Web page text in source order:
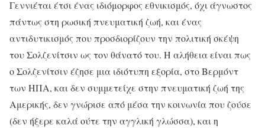
Γεννιέται έτσι ένας ιδιόμορφος εθνικισμός, όχι άγνωστος
πάντως στη ρωσική πνευματική ζωή, και ένας
αντιδυτικισμός που προσδιορίζουν την πολιτική σκέψη
του Σολζενίτσιν ως τον θάνατό του. Η αλήθεια είναι πως
ο Σολζενίτσιν έζησε μια ιδιότυπη εξορία, στο Βερμόντ
των ΗΠΑ, και δεν συμμετείχε στην πνευματική ζωή της
Αμερικής, δεν γνώρισε από μέσα την κοινωνία που ζούσε
(δεν ήξερε καλά ούτε την αγγλική γλώσσα), και η